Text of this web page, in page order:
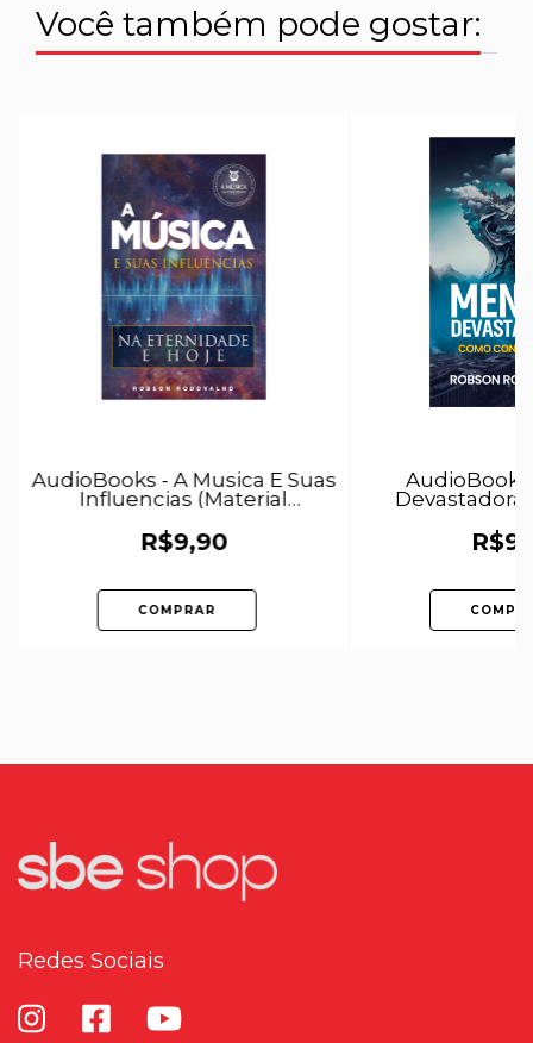
Você também pode gostar:
AudioBooks - A Musica E Suas
Influencias (Material
R$9,90
COMPRAR
Redes Sociais